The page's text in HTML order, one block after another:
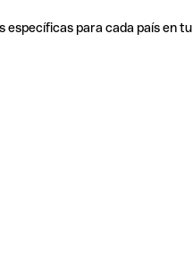
específicas para cada país en tu